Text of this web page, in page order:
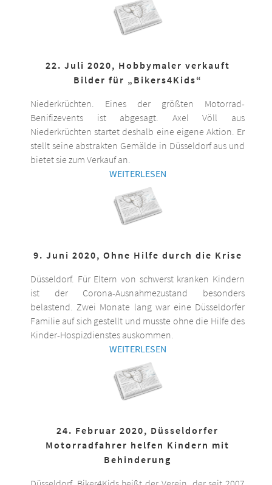
22. Juli 2020, Hobbymaler verkauft
Bilder für „Bikers4Kids“
Niederkrüchten. Eines der größten Motorrad-
Benifizevents ist abgesagt. Axel Völl aus
Niederkrüchten startet deshalb eine eigene Aktion. Er
stellt seine abstrakten Gemälde in Düsseldorf aus und
bietet sie zum Verkauf an.
WEITERLESEN
9. Juni 2020, Ohne Hilfe durch die Krise
Düsseldorf. Für Eltern von schwerst kranken Kindern
ist der Corona-Ausnahmezustand besonders
belastend. Zwei Monate lang war eine Düsseldorfer
Familie auf sich gestellt und musste ohne die Hilfe des
Kinder-Hospizdienstes auskommen.
WEITERLESEN
24. Februar 2020, Düsseldorfer
Motorradfahrer helfen Kindern mit
Behinderung